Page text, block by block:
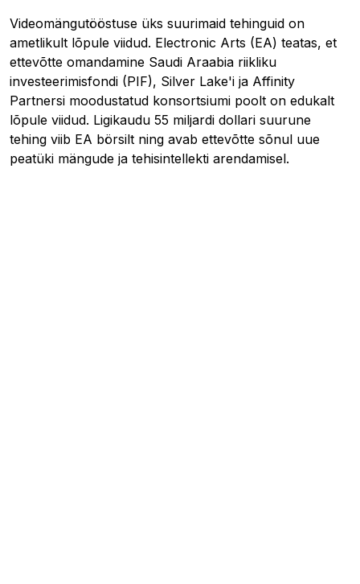
Videomängutööstuse üks suurimaid tehinguid on
ametlikult lõpule viidud. Electronic Arts (EA) teatas, et
ettevõtte omandamine Saudi Araabia riikliku
investeerimisfondi (PIF), Silver Lake'i ja Affinity
Partnersi moodustatud konsortsiumi poolt on edukalt
lõpule viidud. Ligikaudu 55 miljardi dollari suurune
tehing viib EA börsilt ning avab ettevõtte sõnul uue
peatüki mängude ja tehisintellekti arendamisel.